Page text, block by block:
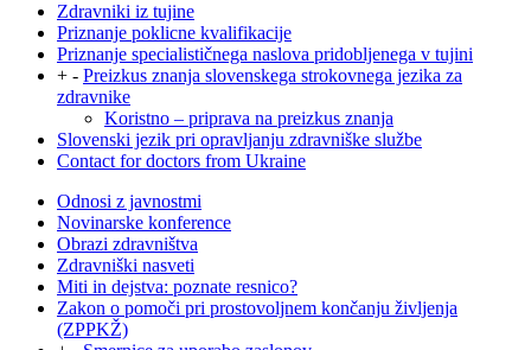
Zdravniki iz tujine
Priznanje poklicne kvalifikacije
Priznanje specialističnega naslova pridobljenega v tujini
+ - Preizkus znanja slovenskega strokovnega jezika za
zdravnike
Koristno – priprava na preizkus znanja
Slovenski jezik pri opravljanju zdravniške službe
Contact for doctors from Ukraine
Odnosi z javnostmi
Novinarske konference
Obrazi zdravništva
Zdravniški nasveti
Miti in dejstva: poznate resnico?
Zakon o pomoči pri prostovoljnem končanju življenja
(ZPPKŽ)